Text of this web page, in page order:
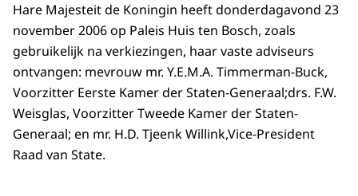
Hare Majesteit de Koningin heeft donderdagavond 23
november 2006 op Paleis Huis ten Bosch, zoals
gebruikelijk na verkiezingen, haar vaste adviseurs
ontvangen: mevrouw mr. Y.E.M.A. Timmerman-Buck,
Voorzitter Eerste Kamer der Staten-Generaal;drs. F.W.
Weisglas, Voorzitter Tweede Kamer der Staten-
Generaal; en mr. H.D. Tjeenk Willink,Vice-President
Raad van State.